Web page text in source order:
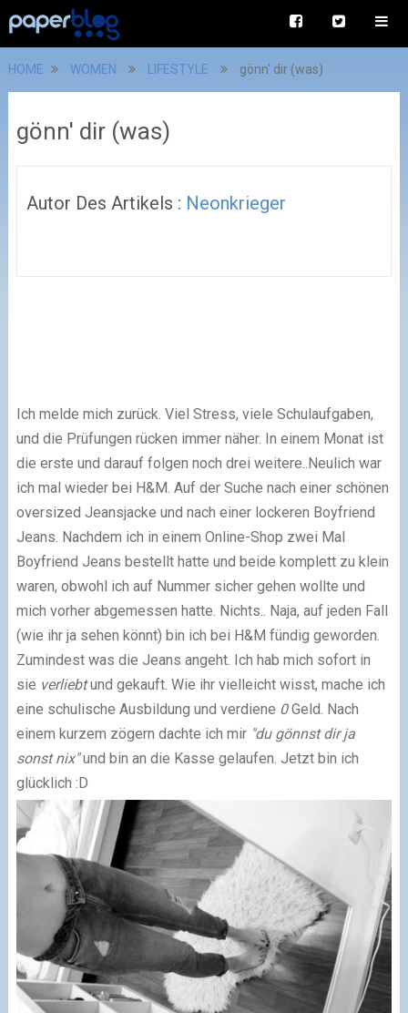
HOME WOMEN LIFESTYLE gönn' dir (was)
gönn' dir (was)
Autor Des Artikels : Neonkrieger
Ich melde mich zurück. Viel Stress, viele Schulaufgaben,
und die Prüfungen rücken immer näher. In einem Monat ist
die erste und darauf folgen noch drei weitere..Neulich war
ich mal wieder bei H&M. Auf der Suche nach einer schönen
oversized Jeansjacke und nach einer lockeren Boyfriend
Jeans. Nachdem ich in einem Online-Shop zwei Mal
Boyfriend Jeans bestellt hatte und beide komplett zu klein
waren, obwohl ich auf Nummer sicher gehen wollte und
mich vorher abgemessen hatte. Nichts.. Naja, auf jeden Fall
(wie ihr ja sehen könnt) bin ich bei H&M fündig geworden.
Zumindest was die Jeans angeht. Ich hab mich sofort in
sie verliebtund gekauft. Wie ihr vielleicht wisst, mache ich
eine schulische Ausbildung und verdiene 0Geld. Nach
einem kurzem zögern dachte ich mir "du gönnst dir ja
sonst nix"und bin an die Kasse gelaufen. Jetzt bin ich
glücklich :D